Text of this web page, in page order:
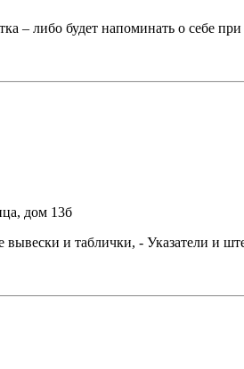
либо будет напоминать о себе
дом 13б
и таблички, - Указатели и